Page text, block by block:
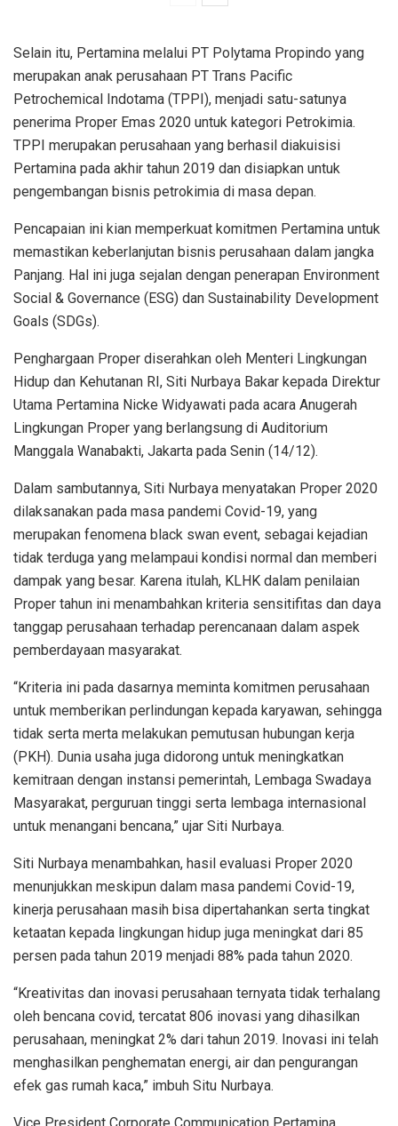
Selain itu, Pertamina melalui PT Polytama Propindo yang
merupakan anak perusahaan PT Trans Pacific
Petrochemical Indotama (TPPI), menjadi satu-satunya
penerima Proper Emas 2020 untuk kategori Petrokimia.
TPPI merupakan perusahaan yang berhasil diakuisisi
Pertamina pada akhir tahun 2019 dan disiapkan untuk
pengembangan bisnis petrokimia di masa depan.
Pencapaian ini kian memperkuat komitmen Pertamina untuk
memastikan keberlanjutan bisnis perusahaan dalam jangka
Panjang. Hal ini juga sejalan dengan penerapan Environment
Social & Governance (ESG) dan Sustainability Development
Goals (SDGs).
Penghargaan Proper diserahkan oleh Menteri Lingkungan
Hidup dan Kehutanan RI, Siti Nurbaya Bakar kepada Direktur
Utama Pertamina Nicke Widyawati pada acara Anugerah
Lingkungan Proper yang berlangsung di Auditorium
Manggala Wanabakti, Jakarta pada Senin (14/12).
Dalam sambutannya, Siti Nurbaya menyatakan Proper 2020
dilaksanakan pada masa pandemi Covid-19, yang
merupakan fenomena black swan event, sebagai kejadian
tidak terduga yang melampaui kondisi normal dan memberi
dampak yang besar. Karena itulah, KLHK dalam penilaian
Proper tahun ini menambahkan kriteria sensitifitas dan daya
tanggap perusahaan terhadap perencanaan dalam aspek
pemberdayaan masyarakat.
“Kriteria ini pada dasarnya meminta komitmen perusahaan
untuk memberikan perlindungan kepada karyawan, sehingga
tidak serta merta melakukan pemutusan hubungan kerja
(PKH). Dunia usaha juga didorong untuk meningkatkan
kemitraan dengan instansi pemerintah, Lembaga Swadaya
Masyarakat, perguruan tinggi serta lembaga internasional
untuk menangani bencana,” ujar Siti Nurbaya.
Siti Nurbaya menambahkan, hasil evaluasi Proper 2020
menunjukkan meskipun dalam masa pandemi Covid-19,
kinerja perusahaan masih bisa dipertahankan serta tingkat
ketaatan kepada lingkungan hidup juga meningkat dari 85
persen pada tahun 2019 menjadi 88% pada tahun 2020.
“Kreativitas dan inovasi perusahaan ternyata tidak terhalang
oleh bencana covid, tercatat 806 inovasi yang dihasilkan
perusahaan, meningkat 2% dari tahun 2019. Inovasi ini telah
menghasilkan penghematan energi, air dan pengurangan
efek gas rumah kaca,” imbuh Situ Nurbaya.
Vice President Corporate Communication Pertamina